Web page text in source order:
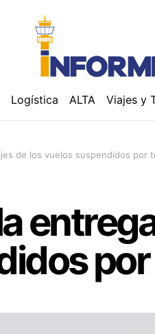
Logística ALTA Viajes y
de los vuelos suspendidos por